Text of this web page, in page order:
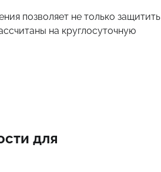
позволяет не только защитить
на круглосуточную
для